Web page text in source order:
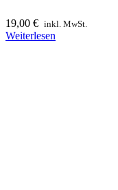
19,00 € inkl. MwSt.
Weiterlesen